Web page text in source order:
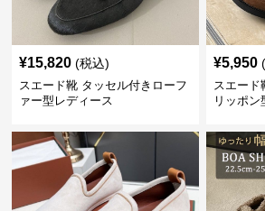
¥15,820 (税込)
スエード靴 タッセル付きローフ
ァー型レディース
¥5,950
スエード
リッポン